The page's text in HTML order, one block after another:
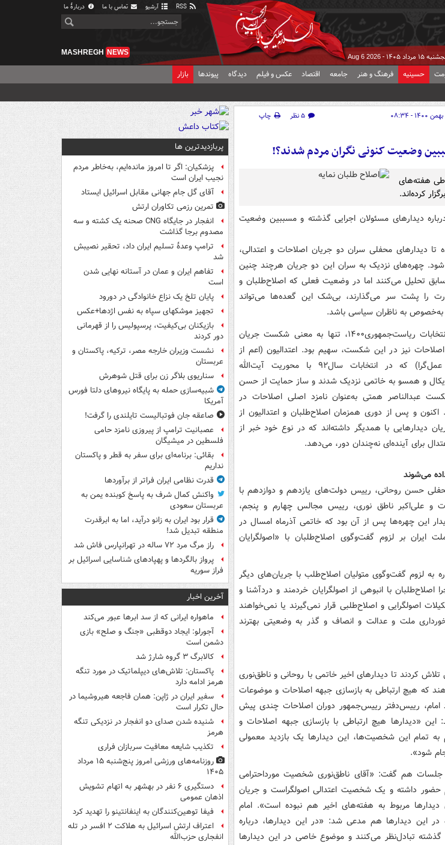
آرشیو تماس با ما دربارهٔ ما
۱۵ مرداد ۱۴۰۵ - Aug 6 2026
MASHREGH NEWS
حسینیه فرهنگ و هنر جامعه اقتصاد عکس و فیلم دیدگاه پیوندها بازار
۵ نظر
چاپ
وضعیت کنونی نگران مردم شدند؟!
طی هفته‌های
کرده‌اند.
دیدارهای مسئولان اجرایی گذشته و مسببین وضعیت
دیدارهای محفلی سران دو جریان اصلاحات و اعتدالی،
شود. چهره‌های نزدیک به سران این دو جریان هرچند چنین
تحلیل می‌کنند اما در وضعیت فعلی که اصلاح‌طلبان و
را پشت سر می‌گذارند، بی‌شک این گعده‌ها می‌تواند
به‌خصوص به ناظران سیاسی باشد.
شکست کاندیدای اصلاح‌طلبان در انتخابات ریاست‌جمهوری۱۴۰۰، تنها به معنی شکست جریان
نیز در این شکست، سهیم بود. اعتدالیون (اعم از
اصولگرایان سنتی و اصلاح‌طلبان عمل‌گرا) که در انتخابات سال۹۲ با محوریت آیت‌الله
و همسو به خاتمی نزدیک شدند و ساز حمایت از حسن
عبدالناصر همتی به‌عنوان نامزد اصلی اصلاحات در
اکنون و پس از دوری همزمان اصلاح‌طلبان و اعتدالیون از
دیدارهایی با همدیگر داشته‌اند که در نوع خود خبر از
برای آینده‌ای نه‌چندان دور، می‌دهد.
می‌شوند
حسن روحانی، رییس دولت‌های یازدهم و دوازدهم با
و علی‌اکبر ناطق نوری، رییس مجالس چهارم و پنجم،
این چهره‌ها پس از آن بود که خاتمی آذرماه امسال در
ایران بر لزوم گفت‌وگوی اصلاح‌طلبان با «اصولگرایان
به لزوم گفت‌وگوی متولیان اصلاح‌طلب با جریان‌های دیگر
با انبوهی از اصولگرایان خردمند و دردآشنا و
اصولگرایی و اصلاح‌طلبی قرار نمی‌گیرند یا نمی‌خواهند
ملت و عدالت و انصاف و گذر به وضعیتی بهترند
کردند تا دیدارهای اخیر خاتمی با روحانی و ناطق‌نوری
که هیچ ارتباطی به بازسازی جبهه اصلاحات و موضوعات
امام، رییس‌دفتر رییس‌جمهور دوران اصلاحات چندی پیش
«دیدارها هیچ ارتباطی با بازسازی جبهه اصلاحات و
به تمام این شخصیت‌ها، این دیدارها یک بازدید معمولی
شود».
جلسات هم گفت:‌ «آقای ناطق‌نوری شخصیت مورداحترامی
داشته و یک شخصیت اعتدالی اصولگراست و جریان
دیدارها مربوط به هفته‌های اخیر هم نبوده است». امام
این دیدارها هم مدعی شد: «در این دیدارها، درباره
تبادل‌نظر می‌کنند و موضوع خاصی در این دیدارها
پربازدیدترین ها
پزشکیان: اگر تا امروز مانده‌ایم، به‌خاطر مردم
نجیب ایران است
آقای گل جام جهانی مقابل اسرائیل ایستاد
تمرین رزمی تکاوران ارتش
انفجار در جایگاه CNG صحنه یک کشته و سه
مصدوم برجا گذاشت
ترامپ وعدۀ تسلیم ایران داد، تحقیر نصیبش
شد
تفاهم ایران و عمان در آستانه نهایی شدن
است
پایان تلخ یک نزاع خانوادگی در دورود
تجهیز موشکهای سپاه به نفس اژدها+عکس
بازیکنان بی‌کیفیت، پرسپولیس را از قهرمانی
دور کردند
نشست وزیران خارجه مصر، ترکیه، پاکستان و
عربستان
سناریوی بلاگر زن برای قتل شوهرش
شبیه‌سازی حمله به پایگاه نیروهای دلتا فورس
آمریکا
صاعقه جان فوتبالیست تایلندی را گرفت!
عصبانیت ترامپ از پیروزی نامزد حامی
فلسطین در میشیگان
بقائی: برنامه‌ای برای سفر به قطر و پاکستان
نداریم
قدرت نظامی ایران فراتر از برآوردها
واکنش کمال شرف به پاسخ کوبنده یمن به
عربستان سعودی
قرار بود ایران به زانو درآید، اما به ابرقدرت
منطقه تبدیل شد!
راز مرگ مرد ۷۲ ساله در تهرانپارس فاش شد
پرواز بالگردها و پهپادهای شناسایی اسرائیل بر
فراز سوریه
آخرین اخبار
ماهواره ایرانی که از سد ابرها عبور می‌کند
آجورلو: ایجاد دوقطبی «جنگ و صلح‌» بازی
دشمن است
کالابرگ ۳ گروه شارژ شد
پاکستان: تلاش‌های دیپلماتیک در مورد تنگه
هرمز ادامه دارد
سفیر ایران در ژاپن: همان فاجعه هیروشیما در
حال تکرار است
شنیده شدن صدای دو انفجار در نزدیکی تنگه
هرمز
تکذیب شایعه معافیت سربازان فراری
روزنامه‌های ورزشی امروز پنج‌شنبه ۱۵ مرداد
۱۴۰۵
دستگیری ۶ نفر در بهشهر به اتهام تشویش
اذهان عمومی
فیفا توهین‌کنندگان به اینفانتینو را تهدید کرد
اعتراف ارتش اسرائیل به هلاکت ۲ افسر در تله
انفجاری حزب‌الله